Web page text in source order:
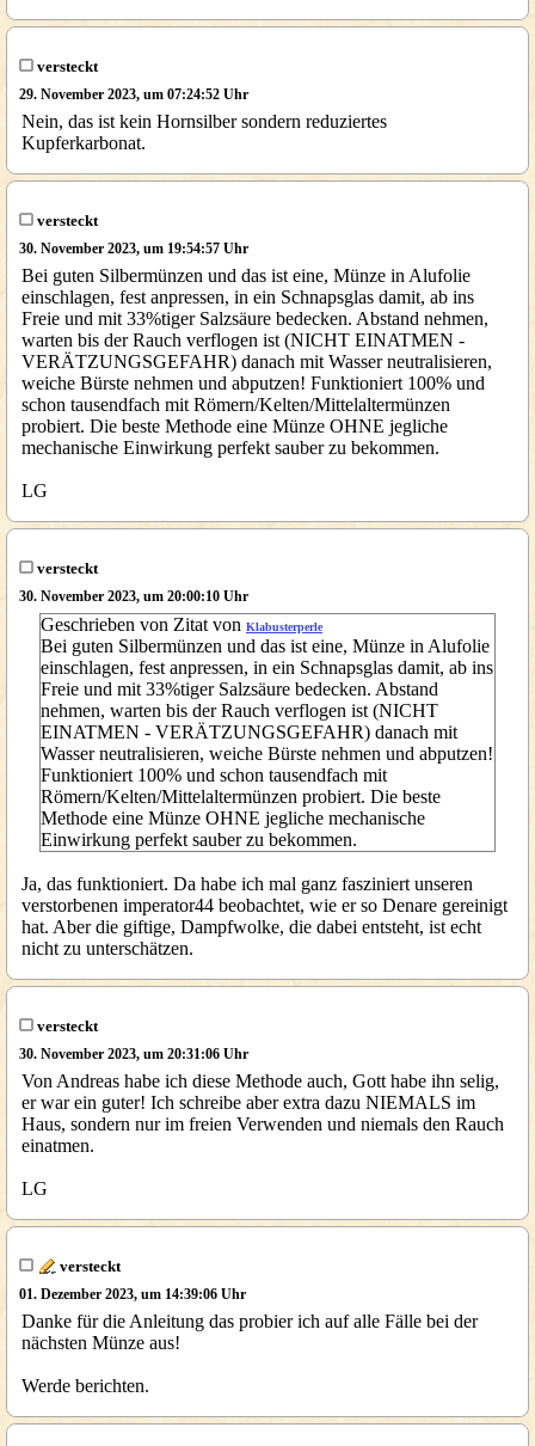
versteckt
29. November 2023, um 07:24:52 Uhr
Nein, das ist kein Hornsilber sondern reduziertes
Kupferkarbonat.
versteckt
30. November 2023, um 19:54:57 Uhr
Bei guten Silbermünzen und das ist eine, Münze in Alufolie
einschlagen, fest anpressen, in ein Schnapsglas damit, ab ins
Freie und mit 33%tiger Salzsäure bedecken. Abstand nehmen,
warten bis der Rauch verflogen ist (NICHT EINATMEN -
VERÄTZUNGSGEFAHR) danach mit Wasser neutralisieren,
weiche Bürste nehmen und abputzen! Funktioniert 100% und
schon tausendfach mit Römern/Kelten/Mittelaltermünzen
probiert. Die beste Methode eine Münze OHNE jegliche
mechanische Einwirkung perfekt sauber zu bekommen.
LG
versteckt
30. November 2023, um 20:00:10 Uhr
Geschrieben von Zitat von Klabusterperle
Bei guten Silbermünzen und das ist eine, Münze in Alufolie
einschlagen, fest anpressen, in ein Schnapsglas damit, ab ins
Freie und mit 33%tiger Salzsäure bedecken. Abstand
nehmen, warten bis der Rauch verflogen ist (NICHT
EINATMEN - VERÄTZUNGSGEFAHR) danach mit
Wasser neutralisieren, weiche Bürste nehmen und abputzen!
Funktioniert 100% und schon tausendfach mit
Römern/Kelten/Mittelaltermünzen probiert. Die beste
Methode eine Münze OHNE jegliche mechanische
Einwirkung perfekt sauber zu bekommen.
Ja, das funktioniert. Da habe ich mal ganz fasziniert unseren
verstorbenen imperator44 beobachtet, wie er so Denare gereinigt
hat. Aber die giftige, Dampfwolke, die dabei entsteht, ist echt
nicht zu unterschätzen.
versteckt
30. November 2023, um 20:31:06 Uhr
Von Andreas habe ich diese Methode auch, Gott habe ihn selig,
er war ein guter! Ich schreibe aber extra dazu NIEMALS im
Haus, sondern nur im freien Verwenden und niemals den Rauch
einatmen.
LG
versteckt
01. Dezember 2023, um 14:39:06 Uhr
Danke für die Anleitung das probier ich auf alle Fälle bei der
nächsten Münze aus!
Werde berichten.